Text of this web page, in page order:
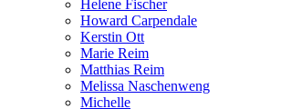
Helene Fischer
Howard Carpendale
Kerstin Ott
Marie Reim
Matthias Reim
Melissa Naschenweng
Michelle